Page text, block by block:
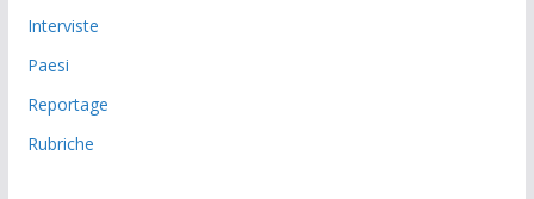
Interviste
Paesi
Reportage
Rubriche